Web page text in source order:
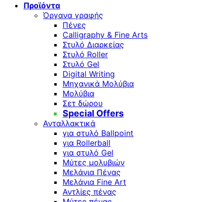
Προϊόντα
Όργανα γραφής
Πένες
Calligraphy & Fine Arts
Στυλό Διαρκείας
Στυλό Roller
Στυλό Gel
Digital Writing
Μηχανικά Μολύβια
Μολύβια
Σετ δώρου
Special Offers
Ανταλλακτικά
για στυλό Ballpoint
για Rollerball
για στυλό Gel
Μύτες μολυβιών
Μελάνια Πένας
Μελάνια Fine Art
Αντλίες πένας